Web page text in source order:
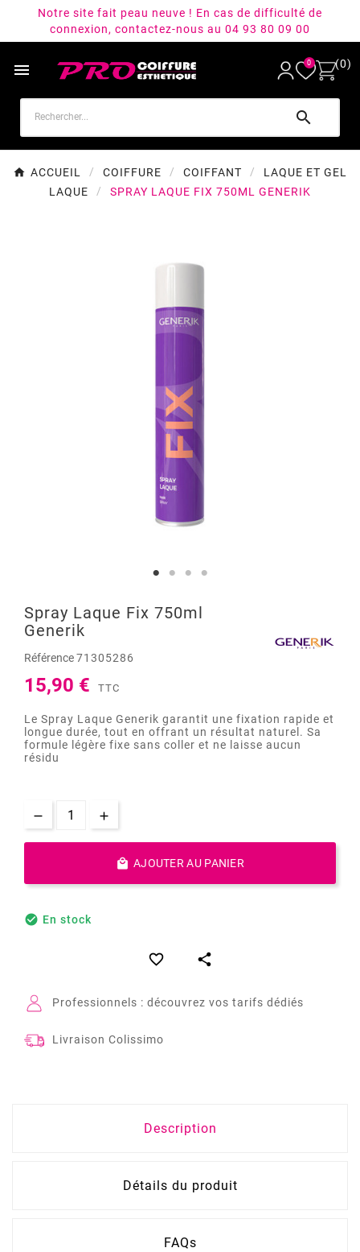
Notre site fait peau neuve ! En cas de difficulté de
connexion, contactez-nous au 04 93 80 09 00
 0 (0)

ACCUEIL COIFFURE COIFFANT
LAQUE ET GEL
LAQUE
SPRAY LAQUE FIX 750ML GENERIK
Spray Laque Fix 750ml
Generik
Référence71305286
15,90 € TTC
Le Spray Laque Generik garantit une fixation rapide et
longue durée, tout en offrant un résultat naturel. Sa
formule légère fixe sans coller et ne laisse aucun
résidu
 AJOUTER AU PANIER
 En stock
 
Professionnels : découvrez vos tarifs dédiés
Livraison Colissimo
Description
Détails du produit
FAQs